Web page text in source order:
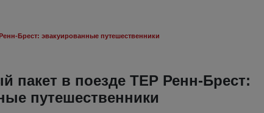
Брест: эвакуированные путешественники
пакет в поезде ТЕР Ренн-Брест:
путешественники